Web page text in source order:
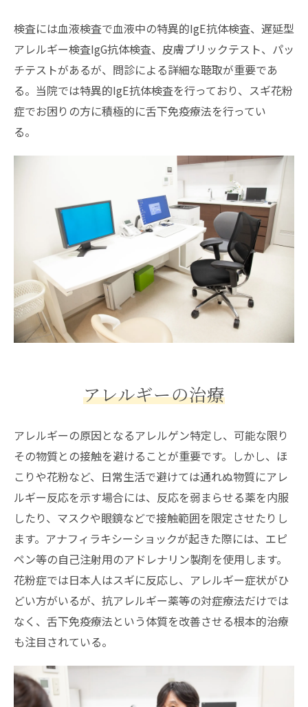
検査には血液検査で血液中の特異的IgE抗体検査、遅延型
アレルギー検査IgG抗体検査、皮膚プリックテスト、パッ
チテストがあるが、問診による詳細な聴取が重要であ
る。当院では特異的IgE抗体検査を行っており、スギ花粉
症でお困りの方に積極的に舌下免疫療法を行ってい
る。
アレルギーの治療
アレルギーの原因となるアレルゲン特定し、可能な限り
その物質との接触を避けることが重要です。しかし、ほ
こりや花粉など、日常生活で避けては通れぬ物質にアレ
ルギー反応を示す場合には、反応を弱まらせる薬を内服
したり、マスクや眼鏡などで接触範囲を限定させたりし
ます。アナフィラキシーショックが起きた際には、エピ
ペン等の自己注射用のアドレナリン製剤を使用します。
花粉症では日本人はスギに反応し、アレルギー症状がひ
どい方がいるが、抗アレルギー薬等の対症療法だけでは
なく、舌下免疫療法という体質を改善させる根本的治療
も注目されている。